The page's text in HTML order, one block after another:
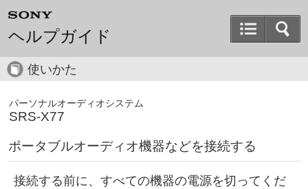
ヘルプガイド
使いかた
パーソナルオーディオシステム
SRS-X77
ポータブルオーディオ機器などを接続する
接続する前に、すべての機器の電源を切ってくだ